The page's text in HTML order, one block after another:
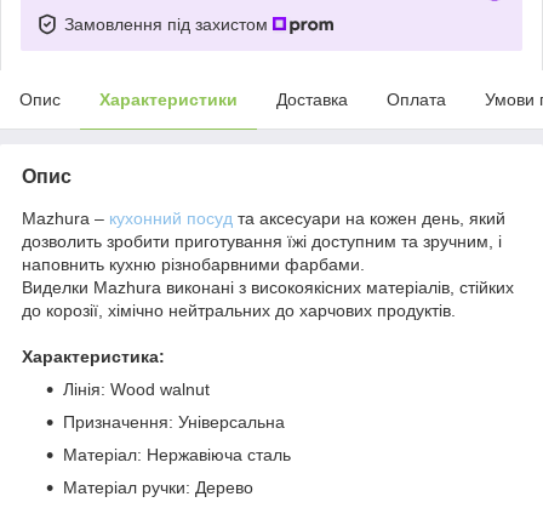
Замовлення під захистом
Опис Характеристики Доставка Оплата Умови
Опис
Mazhura – кухонний посуд та аксесуари на кожен день, який
дозволить зробити приготування їжі доступним та зручним, і
наповнить кухню різнобарвними фарбами.
Виделки Mazhura виконані з високоякісних матеріалів, стійких
до корозії, хімічно нейтральних до харчових продуктів.
Характеристика:
Лінія: Wood walnut
Призначення: Універсальна
Матеріал: Нержавіюча сталь
Матеріал ручки: Дерево